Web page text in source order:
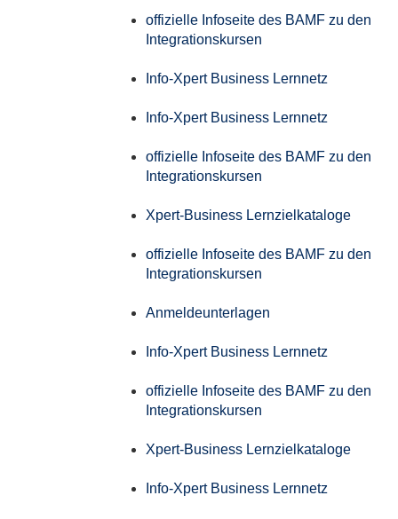
offizielle Infoseite des BAMF zu den
Integrationskursen
Info-Xpert Business Lernnetz
Info-Xpert Business Lernnetz
offizielle Infoseite des BAMF zu den
Integrationskursen
Xpert-Business Lernzielkataloge
offizielle Infoseite des BAMF zu den
Integrationskursen
Anmeldeunterlagen
Info-Xpert Business Lernnetz
offizielle Infoseite des BAMF zu den
Integrationskursen
Xpert-Business Lernzielkataloge
Info-Xpert Business Lernnetz